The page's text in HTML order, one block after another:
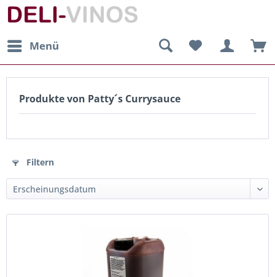
Menü
Produkte von Patty´s Currysauce
Filtern